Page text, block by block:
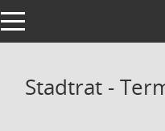
Toggle navigation
Stadtrat -